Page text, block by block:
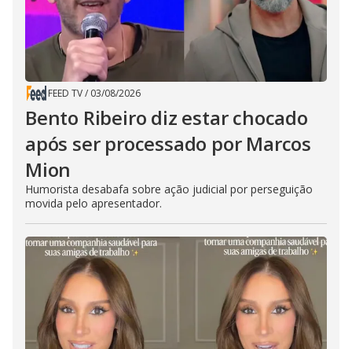
FEED TV/ 03/08/2026
Bento Ribeiro diz estar chocado
após ser processado por Marcos
Mion
Humorista desabafa sobre ação judicial por perseguição
movida pelo apresentador.